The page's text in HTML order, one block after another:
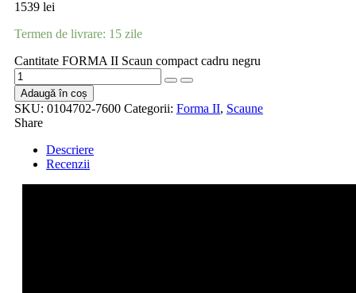
1539 lei
Termen de livrare: 15 zile
Cantitate FORMA II Scaun compact cadru negru
Adaugă în coș
SKU: 0104702-7600 Categorii: Forma II, Scaune
Share
Descriere
Recenzii